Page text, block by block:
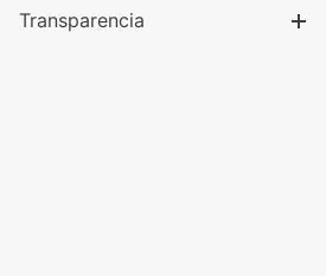
Transparencia